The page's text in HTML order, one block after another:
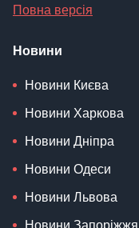
Повна версія
Новини
Новини Києва
Новини Харкова
Новини Дніпра
Новини Одеси
Новини Львова
Новини Запоріжжя